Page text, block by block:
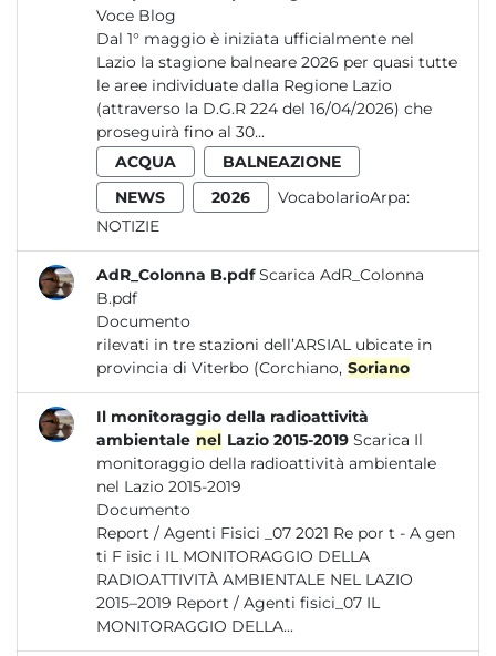
Voce Blog
Dal 1° maggio è iniziata ufficialmente nel
Lazio la stagione balneare 2026 per quasi tutte
le aree individuate dalla Regione Lazio
(attraverso la D.G.R 224 del 16/04/2026) che
proseguirà fino al 30...
ACQUA
BALNEAZIONE
NEWS
2026
VocabolarioArpa:
NOTIZIE
AdR_Colonna B.pdf Scarica AdR_Colonna
B.pdf
Documento
rilevati in tre stazioni dell’ARSIAL ubicate in
provincia di Viterbo (Corchiano, Soriano
Il monitoraggio della radioattività
ambientale nel Lazio 2015-2019 Scarica Il
monitoraggio della radioattività ambientale
nel Lazio 2015-2019
Documento
Report / Agenti Fisici _07 2021 Re por t - A gen
ti F isic i IL MONITORAGGIO DELLA
RADIOATTIVITÀ AMBIENTALE NEL LAZIO
2015–2019 Report / Agenti fisici_07 IL
MONITORAGGIO DELLA...